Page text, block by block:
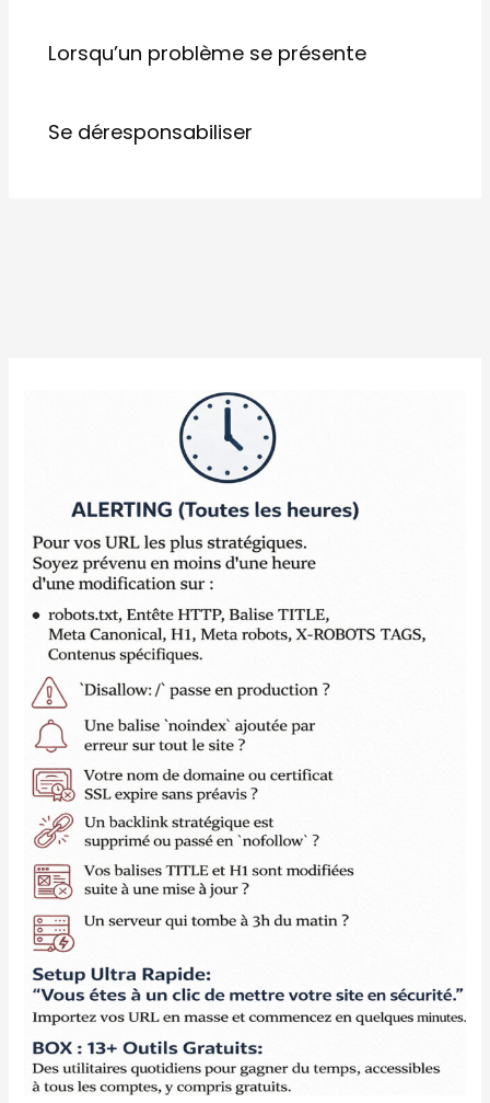
Lorsqu’un problème se présente
Se déresponsabiliser